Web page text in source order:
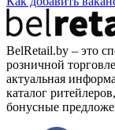
BelRetail.by – это
розничной
актуальная
каталог
бонусные